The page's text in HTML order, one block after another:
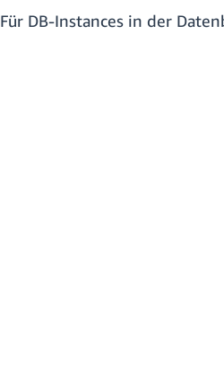
Für DB-Instances in der